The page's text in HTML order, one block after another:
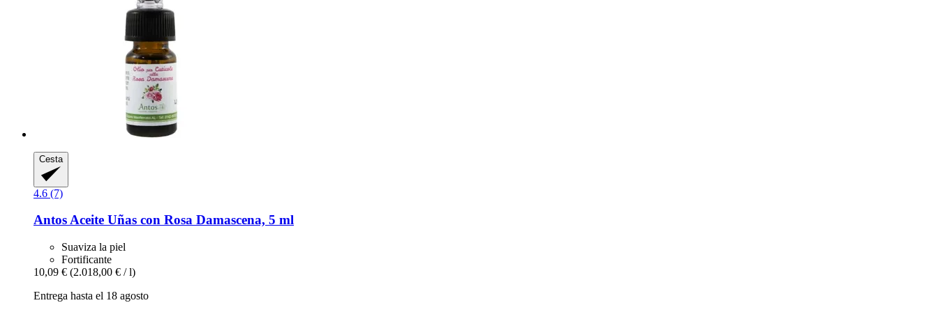
Cesta
4.6 (7)
AntosAceite Uñas con Rosa Damascena, 5 ml
Suaviza la piel
Fortificante
10,09 € (2.018,00 € / l)
Entrega hasta el 18 agosto